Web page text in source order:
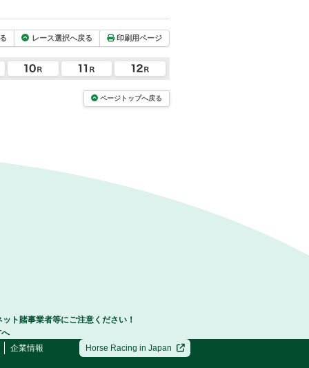
レース選択へ戻る 印刷用ページ
ページトップへ戻る
ト賭事業者等にご注意ください！
企業情報
Horse Racing in Japan